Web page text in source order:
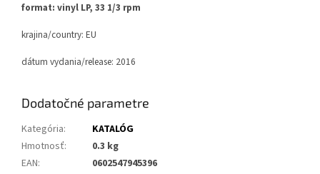
format: vinyl LP, 33 1/3 rpm
krajina/country: EU
dátum vydania/release: 2016
Dodatočné parametre
Kategória:
KATALÓG
Hmotnosť:
0.3 kg
EAN:
0602547945396